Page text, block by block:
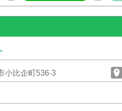
小比企町536-3